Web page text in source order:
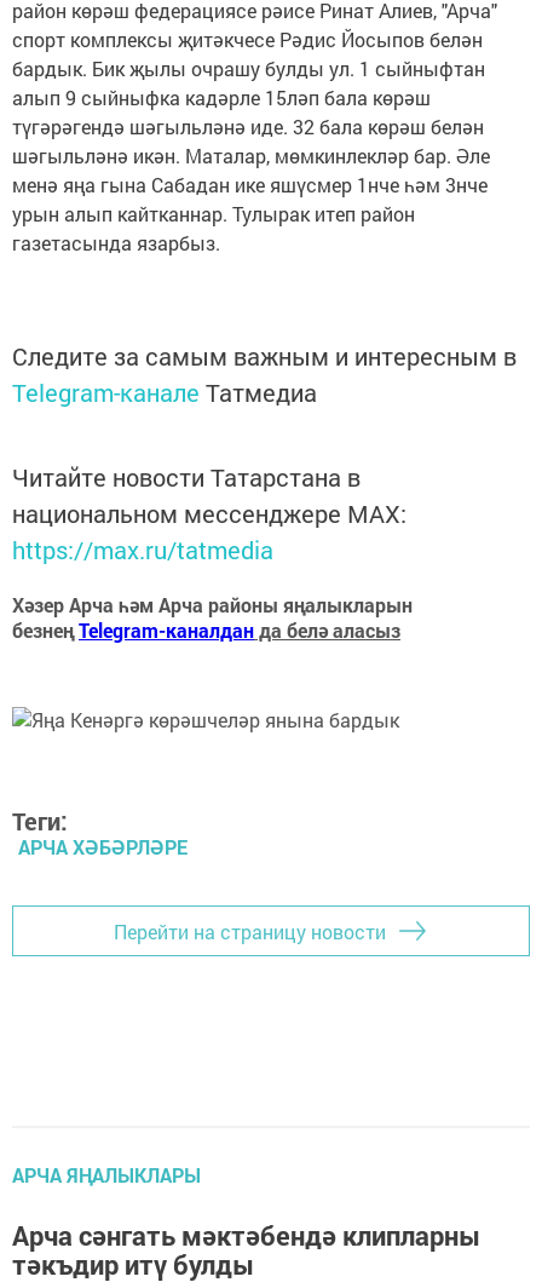
район көрәш федерациясе рәисе Ринат Алиев, "Арча"
спорт комплексы җитәкчесе Рәдис Йосыпов белән
бардык. Бик җылы очрашу булды ул. 1 сыйныфтан
алып 9 сыйныфка кадәрле 15ләп бала көрәш
түгәрәгендә шәгыльләнә иде. 32 бала көрәш белән
шәгыльләнә икән. Маталар, мөмкинлекләр бар. Әле
менә яңа гына Сабадан ике яшүсмер 1нче һәм 3нче
урын алып кайтканнар. Тулырак итеп район
газетасында язарбыз.
Следите за самым важным и интересным в
Telegram-канале Татмедиа
Читайте новости Татарстана в
национальном мессенджере MАХ:
https://max.ru/tatmedia
Хәзер Арча һәм Арча районы яңалыкларын
безнеңTelegram-каналданда белә аласыз
Теги:
АРЧА ХӘБӘРЛӘРЕ
Перейти на страницу новости
АРЧА ЯҢАЛЫКЛАРЫ
Арча сәнгать мәктәбендә клипларны
тәкъдир итү булды